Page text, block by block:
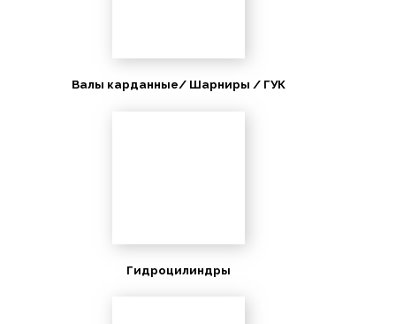
Валы карданные/ Шарниры / ГУК
Гидроцилиндры